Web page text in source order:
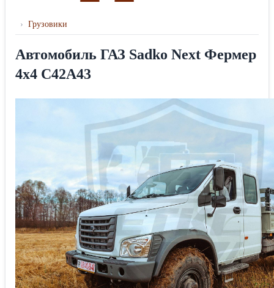
› Грузовики
Автомобиль ГАЗ Sadko Next Фермер
4х4 С42А43